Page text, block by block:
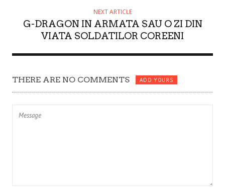
NEXT ARTICLE
G-DRAGON IN ARMATA SAU O ZI DIN
VIATA SOLDATILOR COREENI
THERE ARE NO COMMENTS ADD YOURS